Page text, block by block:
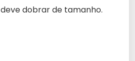
dobrar de tamanho.